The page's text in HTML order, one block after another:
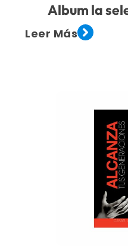
Album la
Leer Más